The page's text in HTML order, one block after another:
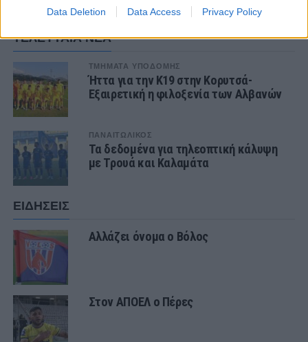
Data Deletion Data Access Privacy Policy
ΤΕΛΕΥΤΑΙΑ ΝΕΑ
ΤΜΗΜΑΤΑ ΥΠΟΔΟΜΗΣ
Ήττα για την Κ19 στην Κορυτσά-
Εξαιρετική η φιλοξενία των Αλβανών
ΠΑΝΑΙΤΩΛΙΚΟΣ
Τα δεδομένα για τηλεοπτική κάλυψη
με Τρουά και Καλαμάτα
ΕΙΔΗΣΕΙΣ
Αλλάζει όνομα ο Βόλος
Στον ΑΠΟΕΛ ο Πέρες